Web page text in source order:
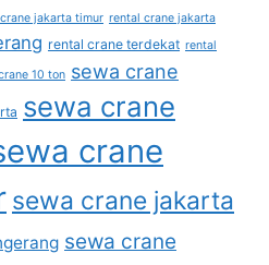
jakarta timur rental crane jakarta
rental crane terdekat rental
10 ton sewa crane
sewa crane
crane
sewa crane jakarta
sewa crane